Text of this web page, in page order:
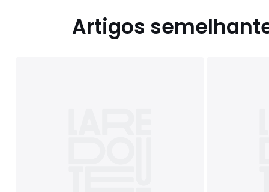
Artigos